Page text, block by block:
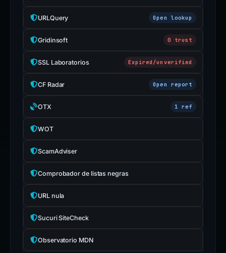
URLQuery Open lookup
Gridinsoft 0 trust
SSL Laboratorios Expired/unverified
CF Radar Open report
OTX 1 ref
WOT
ScamAdviser
Comprobador de listas negras
URL nula
Sucuri SiteCheck
Observatorio MDN